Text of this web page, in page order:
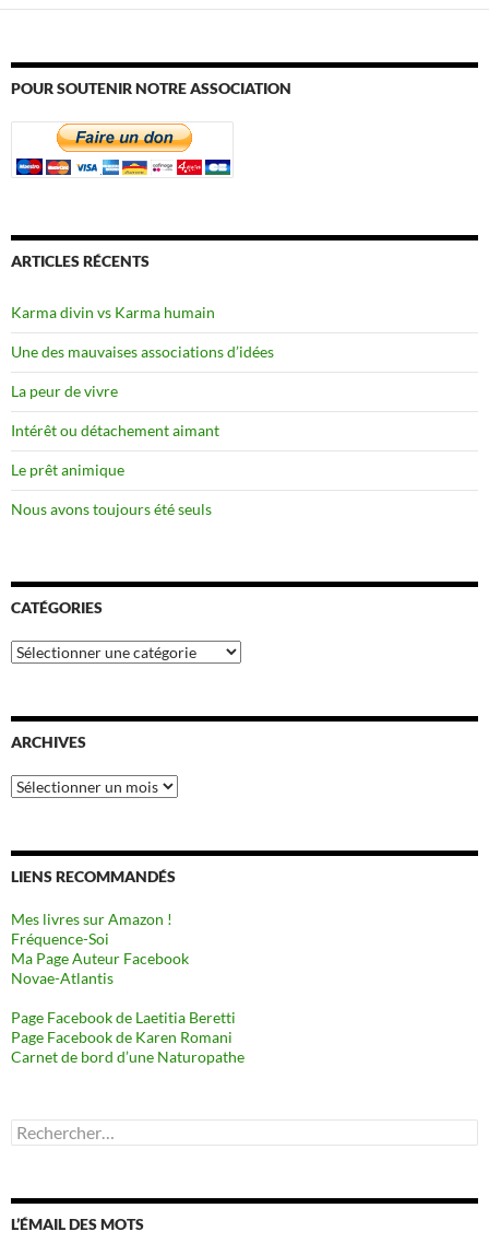
POUR SOUTENIR NOTRE ASSOCIATION
ARTICLES RÉCENTS
Karma divin vs Karma humain
Une des mauvaises associations d’idées
La peur de vivre
Intérêt ou détachement aimant
Le prêt animique
Nous avons toujours été seuls
CATÉGORIES
Catégories
ARCHIVES
Archives
LIENS RECOMMANDÉS
Mes livres sur Amazon !
Fréquence-Soi
Ma Page Auteur Facebook
Novae-Atlantis
Page Facebook de Laetitia Beretti
Page Facebook de Karen Romani
Carnet de bord d’une Naturopathe
Rechercher :
L’ÉMAIL DES MOTS